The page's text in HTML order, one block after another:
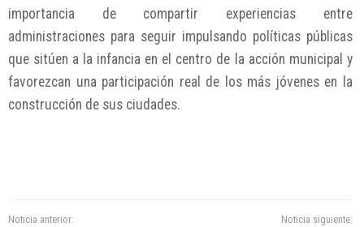
importancia de compartir experiencias entre
administraciones para seguir impulsando políticas públicas
que sitúen a la infancia en el centro de la acción municipal y
favorezcan una participación real de los más jóvenes en la
construcción de sus ciudades.
Noticia anterior: Noticia siguiente: